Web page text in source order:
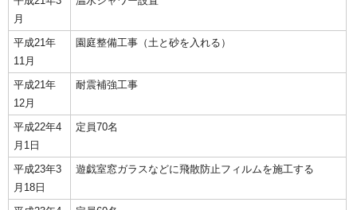
月
平成21年
11月
園庭整備工事（土と砂を入れる）
平成21年
12月
耐震補強工事
平成22年4
月1日
定員70名
平成23年3
月18日
遊戯室窓ガラスなどに飛散防止フィルムを施工する